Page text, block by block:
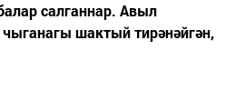
салганнар. Авыл
шактый тирәнәйгән,